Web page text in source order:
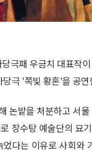
극패 우금치 대표작
극 '쪽빛 황혼'을 공연
논밭을 처분하고 서
장수탕 예술단의 묘
다는 이유로 사회와